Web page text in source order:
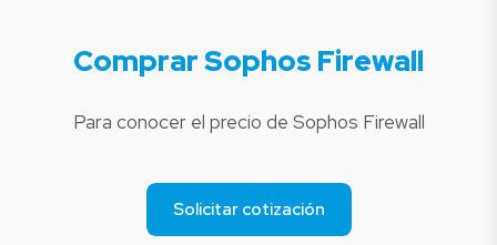
Comprar Sophos Firewall
Para conocer el precio de Sophos Firewall
Solicitar cotización